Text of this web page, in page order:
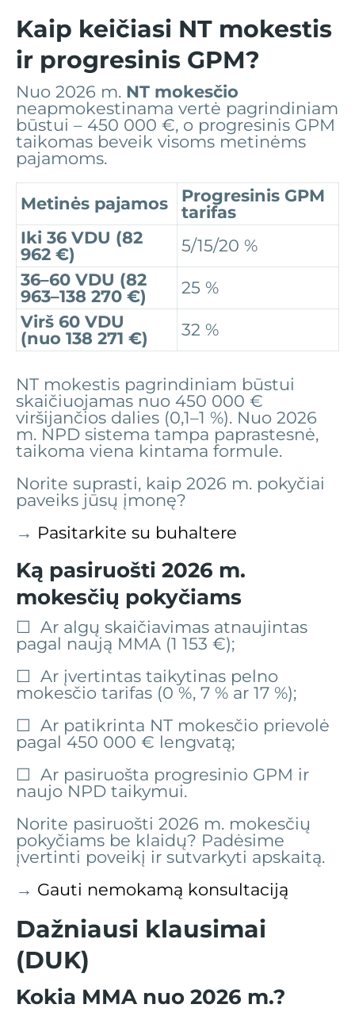
Kaip keičiasi NT mokestis
ir progresinis GPM?
Nuo 2026 m. NT mokesčio
neapmokestinama vertė pagrindiniam
būstui – 450 000 €, o progresinis GPM
taikomas beveik visoms metinėms
pajamoms.
Metinės pajamos
Progresinis GPM
tarifas
Iki 36 VDU (82
962 €)
5/15/20 %
36–60 VDU (82
963–138 270 €)
25 %
Virš 60 VDU
(nuo 138 271 €)
32 %
NT mokestis pagrindiniam būstui
skaičiuojamas nuo 450 000 €
viršijančios dalies (0,1–1 %). Nuo 2026
m. NPD sistema tampa paprastesnė,
taikoma viena kintama formule.
Norite suprasti, kaip 2026 m. pokyčiai
paveiks jūsų įmonę?
→ Pasitarkite su buhaltere
Ką pasiruošti 2026 m.
mokesčių pokyčiams
☐ Ar algų skaičiavimas atnaujintas
pagal naują MMA (1 153 €);
☐ Ar įvertintas taikytinas pelno
mokesčio tarifas (0 %, 7 % ar 17 %);
☐ Ar patikrinta NT mokesčio prievolė
pagal 450 000 € lengvatą;
☐ Ar pasiruošta progresinio GPM ir
naujo NPD taikymui.
Norite pasiruošti 2026 m. mokesčių
pokyčiams be klaidų? Padėsime
įvertinti poveikį ir sutvarkyti apskaitą.
→ Gauti nemokamą konsultaciją
Dažniausi klausimai
(DUK)
Kokia MMA nuo 2026 m.?